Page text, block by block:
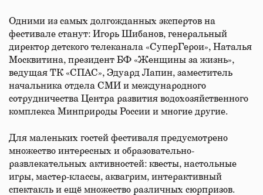
Одними из самых долгожданных экспертов на
фестивале станут: Игорь Шибанов, генеральный
директор детского телеканала «СуперГерои», Наталья
Москвитина, президент БФ «Женщины за жизнь»,
ведущая ТК «СПАС», Эдуард Лапин, заместитель
начальника отдела СМИ и международного
сотрудничества Центра развития водохозяйственного
комплекса Минприроды России и многие другие.
Для маленьких гостей фестиваля предусмотрено
множество интересных и образовательно-
развлекательных активностей: квесты, настольные
игры, мастер-классы, аквагрим, интерактивный
спектакль и ещё множество различных сюрпризов.